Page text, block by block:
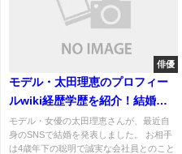
俳優
モデル・太田理恵のプロフィー
ルwiki経歴学歴を紹介！結婚相
手はだれ？
モデル・女優の太田理恵さんが、最近自
身のSNSで結婚を発表しました。 お相手
は4歳年下の聡明で誠実な会社員とのこと